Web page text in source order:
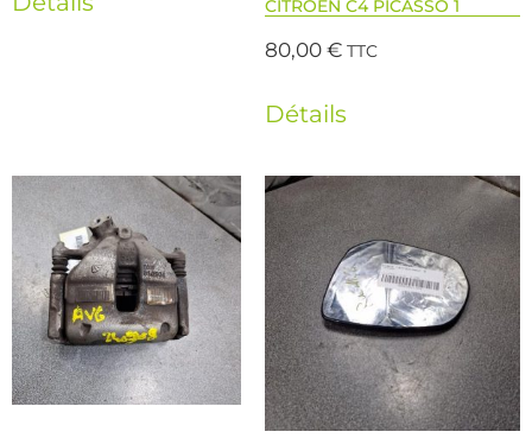
CITROEN C4 PICASSO 1
80,00€ TTC
Détails